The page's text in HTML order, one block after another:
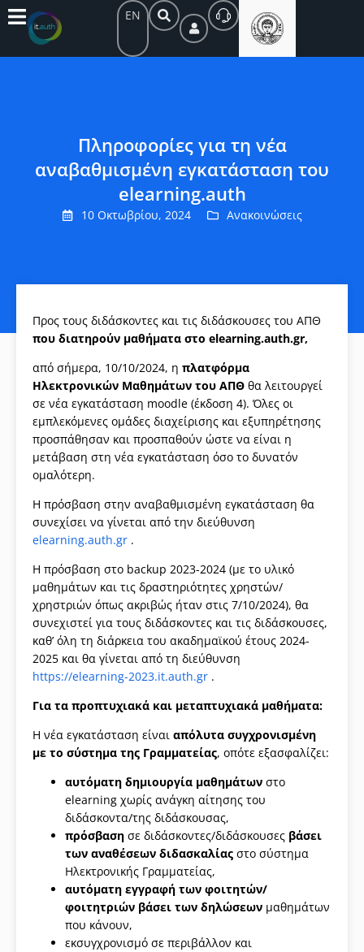
EN
Πληροφορίες για τη νέα
αναβαθμισμένη εγκατάσταση του
elearning.auth
10 Οκτωβρίου, 2024 Ανακοινώσεις
Προς τους διδάσκοντες και τις διδάσκουσες του ΑΠΘ
που διατηρούν μαθήματα στο elearning.auth.gr,
από σήμερα, 10/10/2024, η πλατφόρμα
Ηλεκτρονικών Μαθημάτων του ΑΠΘ θα λειτουργεί
σε νέα εγκατάσταση moodle (έκδοση 4). Όλες οι
εμπλεκόμενες ομάδες διαχείρισης και εξυπηρέτησης
προσπάθησαν και προσπαθούν ώστε να είναι η
μετάβαση στη νέα εγκατάσταση όσο το δυνατόν
ομαλότερη.
Η πρόσβαση στην αναβαθμισμένη εγκατάσταση θα
συνεχίσει να γίνεται από την διεύθυνση
elearning.auth.gr .
Η πρόσβαση στο backup 2023-2024 (με το υλικό
μαθημάτων και τις δραστηριότητες χρηστών/
χρηστριών όπως ακριβώς ήταν στις 7/10/2024), θα
συνεχιστεί για τους διδάσκοντες και τις διδάσκουσες,
καθ’ όλη τη διάρκεια του ακαδημαϊκού έτους 2024-
2025 και θα γίνεται από τη διεύθυνση
https://elearning-2023.it.auth.gr .
Για τα προπτυχιακά και μεταπτυχιακά μαθήματα:
Η νέα εγκατάσταση είναι απόλυτα συγχρονισμένη
με το σύστημα της Γραμματείας, οπότε εξασφαλίζει:
αυτόματη δημιουργία μαθημάτων στο
elearning χωρίς ανάγκη αίτησης του
διδάσκοντα/της διδάσκουσας,
πρόσβαση σε διδάσκοντες/διδάσκουσες βάσει
των αναθέσεων διδασκαλίας στο σύστημα
Ηλεκτρονικής Γραμματείας,
αυτόματη εγγραφή των φοιτητών/
φοιτητριών βάσει των δηλώσεων μαθημάτων
που κάνουν,
εκσυγχρονισμό σε περιβάλλον και